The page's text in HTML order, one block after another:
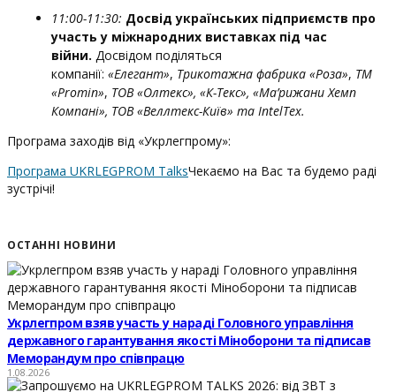
11:00-11:30: Досвід українських підприємств про
участь у міжнародних виставках під час
війни. Досвідом поділяться
компанії: «Елегант», Трикотажна фабрика «Роза», ТМ
«Promin», ТОВ «Олтекс», «К-Текс», «Ма’рижани Хемп
Компані», ТОВ «Веллтекс-Київ» та IntelTex.
Програма заходів від «Укрлегпрому»:
Програма UKRLEGPROM TalksЧекаємо на Вас та будемо раді
зустрічі!
ОСТАННІ НОВИНИ
Укрлегпром взяв участь у нараді Головного управління
державного гарантування якості Міноборони та підписав
Меморандум про співпрацю
1.08.2026